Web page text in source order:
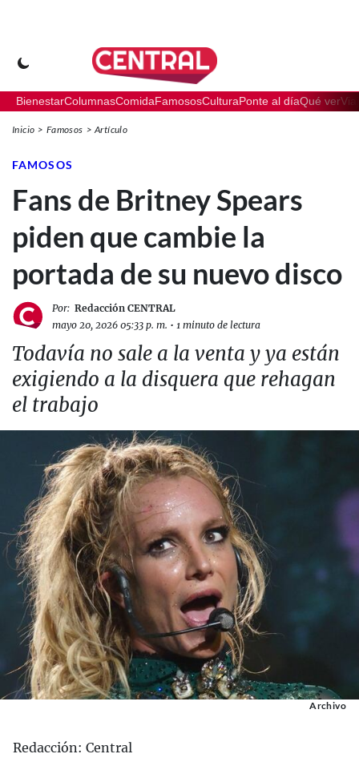
BienestarColumnasComidaFamososCulturaPonte al díaQué ver
Inicio Famosos Artículo
FAMOSOS
Fans de Britney Spears
piden que cambie la
portada de su nuevo disco
Por: Redacción CENTRAL
mayo 20, 2026 05:33 p. m. • 1 minuto de lectura
Todavía no sale a la venta y ya están
exigiendo a la disquera que rehagan
el trabajo
Archivo
Redacción: Central